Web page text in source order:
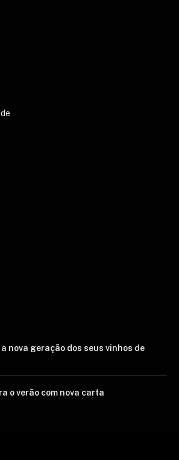
nova geração dos seus vinhos de
o verão com nova carta